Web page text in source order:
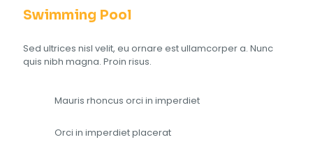
Swimming Pool
Sed ultrices nisl velit, eu ornare est ullamcorper a. Nunc
quis nibh magna. Proin risus.
Mauris rhoncus orci in imperdiet
Orci in imperdiet placerat